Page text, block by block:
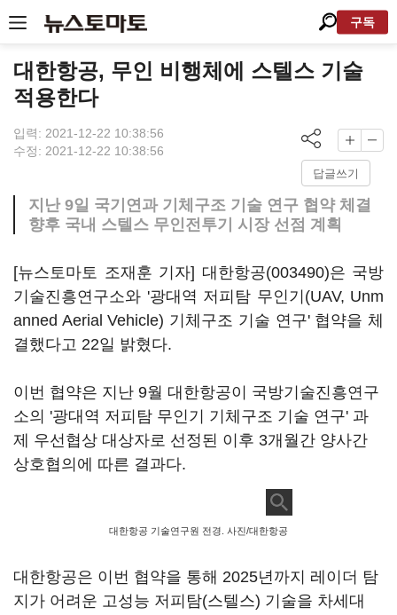
구독
대한항공, 무인 비행체에 스텔스 기술
적용한다
입력: 2021-12-22 10:38:56
수정: 2021-12-22 10:38:56
답글쓰기
지난 9일 국기연과 기체구조 기술 연구 협약 체결
향후 국내 스텔스 무인전투기 시장 선점 계획
[뉴스토마토 조재훈 기자] 대한항공(003490)은 국방
기술진흥연구소와 '광대역 저피탐 무인기(UAV, Unm
anned Aerial Vehicle) 기체구조 기술 연구' 협약을 체
결했다고 22일 밝혔다.
이번 협약은 지난 9월 대한항공이 국방기술진흥연구
소의 '광대역 저피탐 무인기 기체구조 기술 연구' 과
제 우선협상 대상자로 선정된 이후 3개월간 양사간
상호협의에 따른 결과다.
대한항공 기술연구원 전경. 사진/대한항공
대한항공은 이번 협약을 통해 2025년까지 레이더 탐
지가 어려운 고성능 저피탐(스텔스) 기술을 차세대